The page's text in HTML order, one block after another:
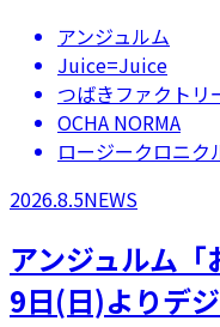
アンジュルム
Juice=Juice
つばきファクトリ
OCHA NORMA
ロージークロニク
2026.8.5NEWS
アンジュルム
9日(日)よりデ